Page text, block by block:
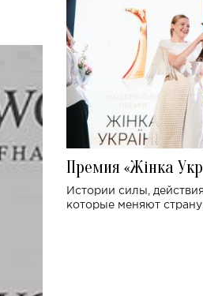
Премия «Жінка
Истории силы,
которые меняют